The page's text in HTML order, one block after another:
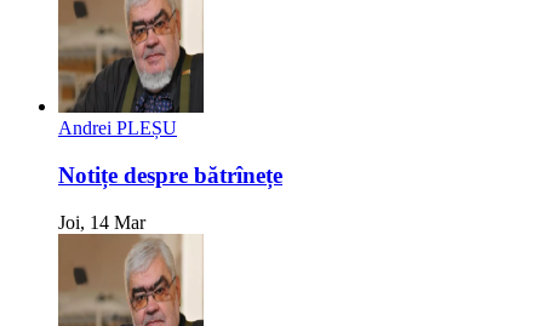
Andrei PLEȘU
Notițe despre bătrînețe
Joi, 14 Mar